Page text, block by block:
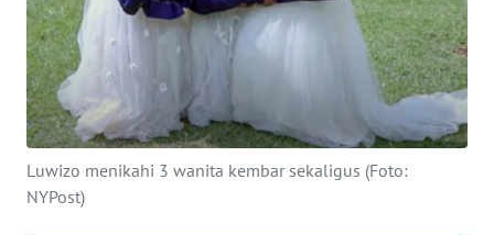
Luwizo menikahi 3 wanita kembar sekaligus (Foto:
NYPost)
Informasi
INDEKS
BERITA
KONTAK
KAMI